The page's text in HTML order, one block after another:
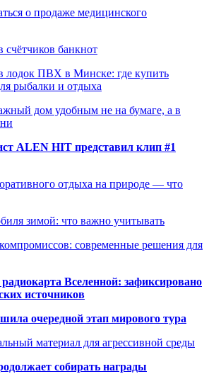
о продаже медицинского
счётчиков банкнот
лодок ПВХ в Минске: где купить
рыбалки и отдыха
дом удобным не на бумаге, а в
ALEN HIT представил клип #1
отдыха на природе — что
зимой: что важно учитывать
современные решения для
Вселенной: зафиксировано
источников
очередной этап мирового тура
материал для агрессивной среды
собирать награды